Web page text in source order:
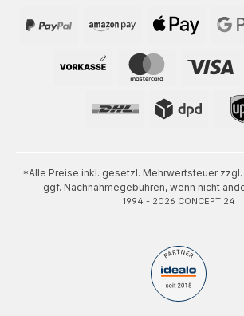
*Alle Preise inkl. gesetzl. Mehrwertsteuer zzgl.
ggf. Nachnahmegebühren, wenn nicht
1994 - 2026 CONCEPT 24